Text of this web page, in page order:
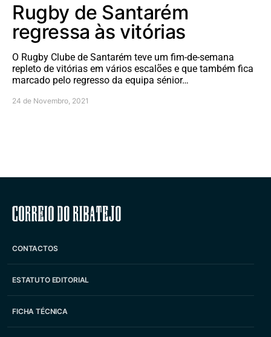
Rugby de Santarém
regressa às vitórias
O Rugby Clube de Santarém teve um fim-de-semana
repleto de vitórias em vários escalões e que também fica
marcado pelo regresso da equipa sénior…
24 de Novembro, 2021
Correio do Ribatejo
CONTACTOS
ESTATUTO EDITORIAL
FICHA TÉCNICA